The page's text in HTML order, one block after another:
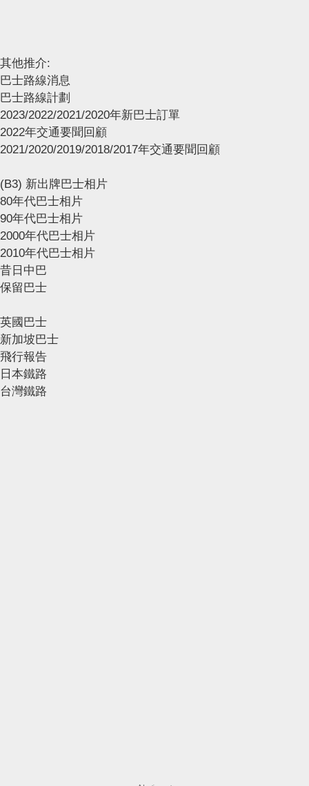
其他推介:
巴士路線消息
巴士路線計劃
2023/2022/2021/2020年新巴士訂單
2022年交通要聞回顧
2021/2020/2019/2018/2017年交通要聞回顧
(B3) 新出牌巴士相片
80年代巴士相片
90年代巴士相片
2000年代巴士相片
2010年代巴士相片
昔日中巴
保留巴士
英國巴士
新加坡巴士
飛行報告
日本鐵路
台灣鐵路